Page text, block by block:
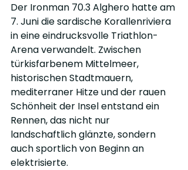
Der Ironman 70.3 Alghero hatte am
7. Juni die sardische Korallenriviera
in eine eindrucksvolle Triathlon-
Arena verwandelt. Zwischen
türkisfarbenem Mittelmeer,
historischen Stadtmauern,
mediterraner Hitze und der rauen
Schönheit der Insel entstand ein
Rennen, das nicht nur
landschaftlich glänzte, sondern
auch sportlich von Beginn an
elektrisierte.